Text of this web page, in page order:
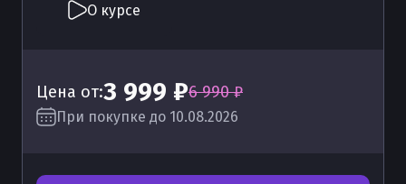
О курсе
Цена от:3 999 ₽6 990 ₽
При покупке до 10.08.2026